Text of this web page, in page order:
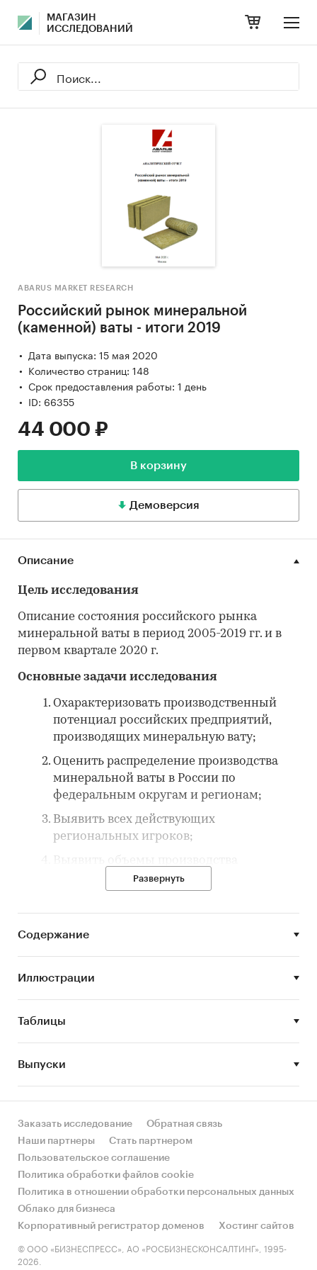
МАГАЗИН
ИССЛЕДОВАНИЙ
ABARUS MARKET RESEARCH
Российский рынок минеральной
(каменной) ваты - итоги 2019
Дата выпуска: 15 мая 2020
Количество страниц: 148
Срок предоставления работы: 1 день
ID: 66355
44 000 ₽
В корзину
Демоверсия
Описание
Цель исследования
Описание состояния российского рынка
минеральной ваты в период 2005-2019 гг. и в
первом квартале 2020 г.
Основные задачи исследования
Охарактеризовать производственный
потенциал российских предприятий,
производящих минеральную вату;
Оценить распределение производства
минеральной ваты в России по
федеральным округам и регионам;
Выявить всех действующих
региональных игроков;
минеральной ваты по основным типам:
строительная, техническая;
минеральной ваты и уровень
Охарактеризовать потенциал новых
минеральной ваты России в целом;
Описать тенденции и перспективы
развития российского рынка
Методы сбора данных
Мониторинг материалов российских
СМИ и Интернет, анализ баз данных
Развернуть
Содержание
Иллюстрации
Таблицы
Выпуски
Заказать исследование
Обратная связь
Наши партнеры
Стать партнером
Пользовательское соглашение
Политика обработки файлов cookie
Политика в отношении обработки персональных данных
Облако для бизнеса
Корпоративный регистратор доменов
Хостинг сайтов
© ООО «БИЗНЕСПРЕСС», АО «РОСБИЗНЕСКОНСАЛТИНГ», 1995-
2026.